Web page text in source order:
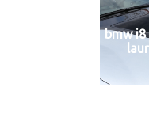
bmw i8